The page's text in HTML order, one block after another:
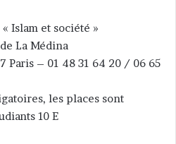
Islam et société »
La Médina
Paris – 01 48 31 64 20 / 06 65
les places sont
10 E